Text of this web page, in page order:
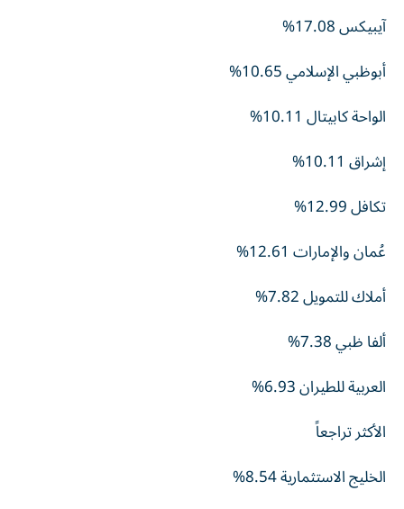
آيبيكس 17.08%
أبوظبي الإسلامي 10.65%
الواحة كابيتال 10.11%
إشراق 10.11%
تكافل 12.99%
عُمان والإمارات 12.61%
أملاك للتمويل 7.82%
ألفا ظبي 7.38%
العربية للطيران 6.93%
الأكثر تراجعاً
الخليج الاستثمارية 8.54%